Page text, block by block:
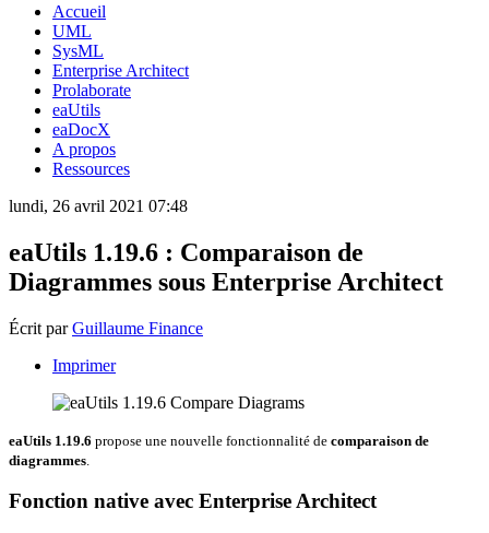
Accueil
UML
SysML
Enterprise Architect
Prolaborate
eaUtils
eaDocX
A propos
Ressources
lundi, 26 avril 2021 07:48
eaUtils 1.19.6 : Comparaison de
Diagrammes sous Enterprise Architect
Écrit parGuillaume Finance
Imprimer
eaUtils 1.19.6 propose une nouvelle fonctionnalité de comparaison de
diagrammes
Fonction native avec Enterprise Architect